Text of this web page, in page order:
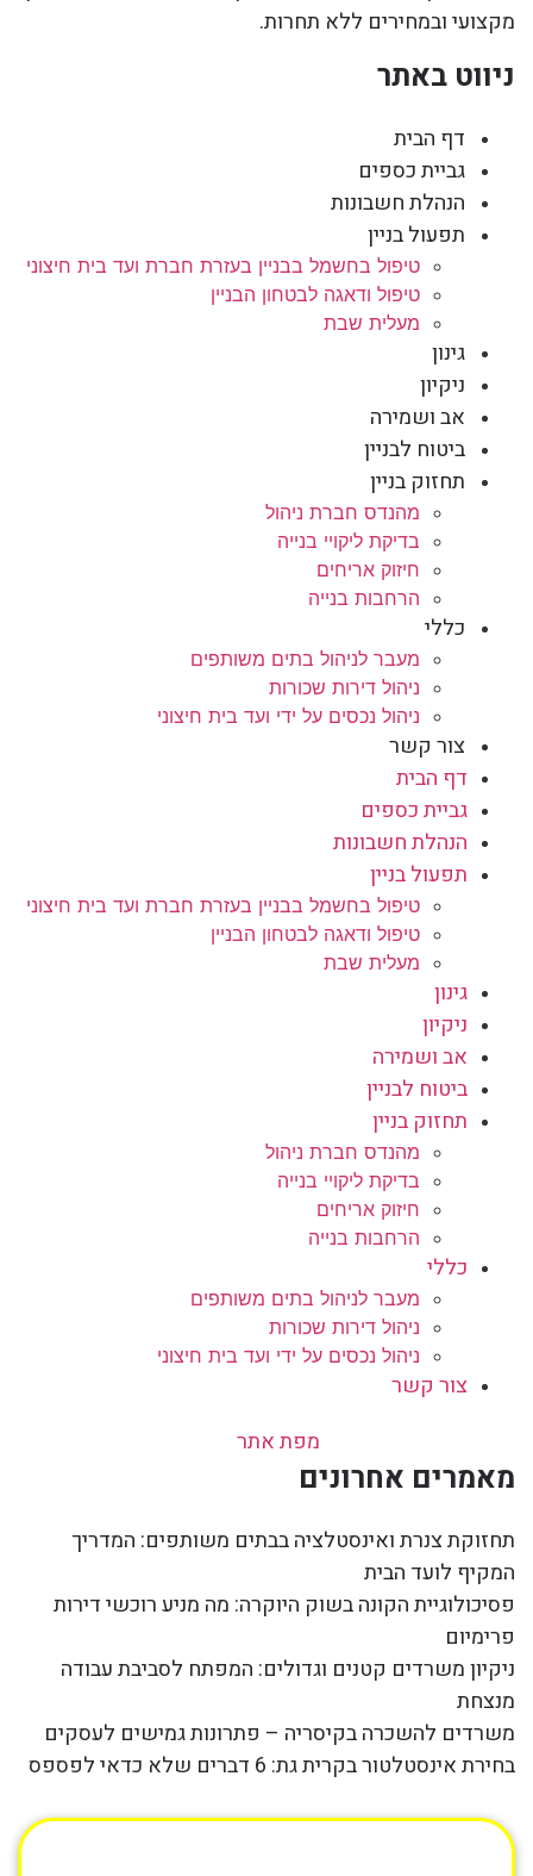
מקצועי ובמחירים ללא תחרות.
ניווט באתר
דף הבית
גביית כספים
הנהלת חשבונות
תפעול בניין
טיפול בחשמל בבניין בעזרת חברת ועד בית חיצוני
טיפול ודאגה לבטחון הבניין
מעלית שבת
גינון
ניקיון
אב ושמירה
ביטוח לבניין
תחזוק בניין
מהנדס חברת ניהול
בדיקת ליקויי בנייה
חיזוק אריחים
הרחבות בנייה
כללי
מעבר לניהול בתים משותפים
ניהול דירות שכורות
ניהול נכסים על ידי ועד בית חיצוני
צור קשר
דף הבית
גביית כספים
הנהלת חשבונות
תפעול בניין
טיפול בחשמל בבניין בעזרת חברת ועד בית חיצוני
טיפול ודאגה לבטחון הבניין
מעלית שבת
גינון
ניקיון
אב ושמירה
ביטוח לבניין
תחזוק בניין
מהנדס חברת ניהול
בדיקת ליקויי בנייה
חיזוק אריחים
הרחבות בנייה
כללי
מעבר לניהול בתים משותפים
ניהול דירות שכורות
ניהול נכסים על ידי ועד בית חיצוני
צור קשר
מפת אתר
מאמרים אחרונים
תחזוקת צנרת ואינסטלציה בבתים משותפים: המדריך
המקיף לועד הבית
פסיכולוגיית הקונה בשוק היוקרה: מה מניע רוכשי דירות
פרימיום
ניקיון משרדים קטנים וגדולים: המפתח לסביבת עבודה
מנצחת
משרדים להשכרה בקיסריה – פתרונות גמישים לעסקים
בחירת אינסטלטור בקרית גת: 6 דברים שלא כדאי לפספס